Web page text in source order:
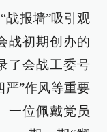
战报墙”吸引观
战初期创办的
了会战工委号
严”作风等重要
一位佩戴党员